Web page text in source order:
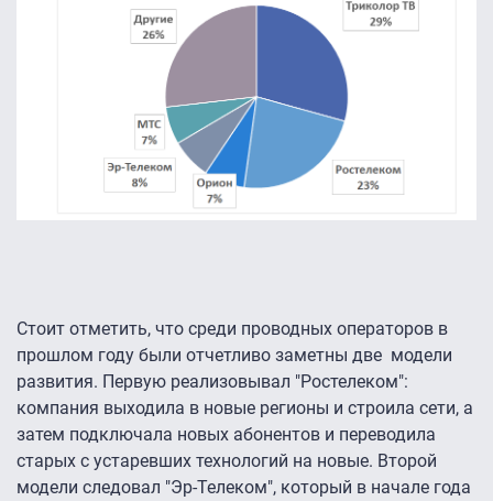
Стоит отметить, что среди проводных операторов в
прошлом году были отчетливо заметны две модели
развития. Первую реализовывал "Ростелеком":
компания выходила в новые регионы и строила сети, а
затем подключала новых абонентов и переводила
старых с устаревших технологий на новые. Второй
модели следовал "Эр-Телеком", который в начале года